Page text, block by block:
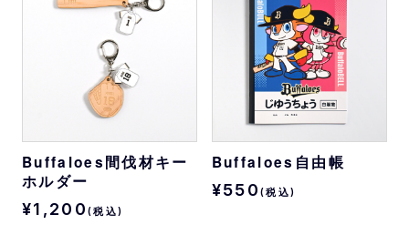
Buffaloes間伐材キー
ホルダー
¥1,200 (税込)
Buffaloes自由帳
¥550(税込)